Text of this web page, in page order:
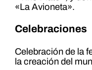
«La Avioneta».
Celebraciones
Celebración de la
la creación del